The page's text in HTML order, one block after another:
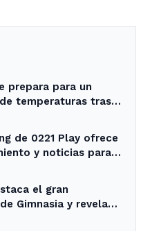
prepara para un
temperaturas tras
de 0221 Play ofrece
y noticias para
el gran
Gimnasia y revela